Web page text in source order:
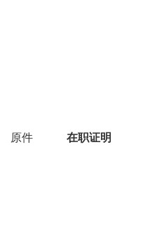
原件 在职证明